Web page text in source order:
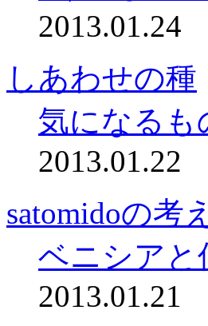
2013.01.24
しあわせの種
気になるも
2013.01.22
satomidoの考
ベニシアと
2013.01.21